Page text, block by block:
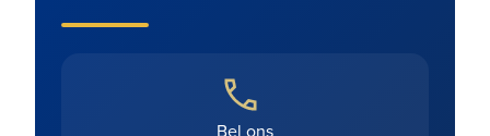
Bel ons